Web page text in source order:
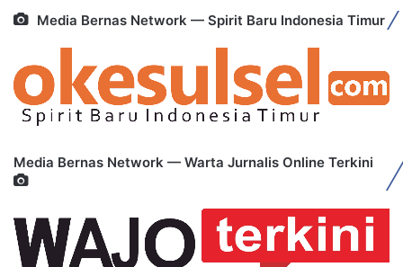
Media Bernas Network — Spirit Baru Indonesia Timur
Media Bernas Network — Warta Jurnalis Online Terkini